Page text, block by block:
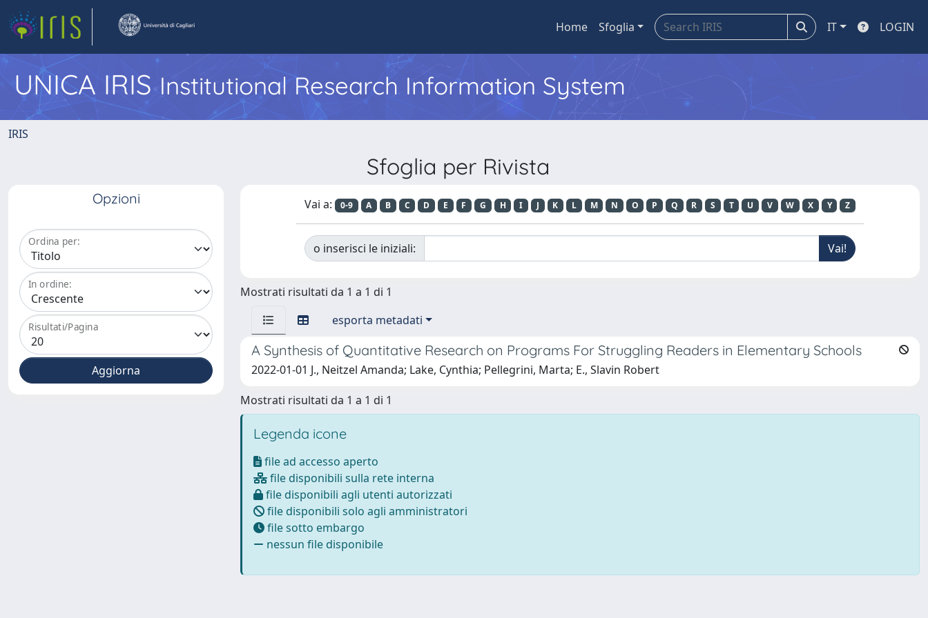
Home Sfoglia IT LOGIN
UNICA IRISInstitutional Research Information System
IRIS
Sfoglia per Rivista
Opzioni
Ordina per:
In ordine:
Risultati/Pagina
Vai a: 0-9 A B C D E F G H I J K L M N O P Q R S T U V W X Y Z
o inserisci le iniziali:
Mostrati risultati da 1 a 1 di 1
esporta metadati
A Synthesis of Quantitative Research on Programs For Struggling Readers in Elementary Schools
2022-01-01 J., Neitzel Amanda; Lake, Cynthia; Pellegrini, Marta; E., Slavin Robert
Mostrati risultati da 1 a 1 di 1
Legenda icone
file ad accesso aperto
file disponibili sulla rete interna
file disponibili agli utenti autorizzati
file disponibili solo agli amministratori
file sotto embargo
nessun file disponibile